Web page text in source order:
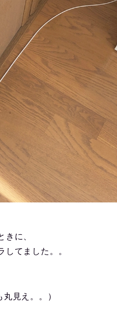
に、
てました。。
見え。。）